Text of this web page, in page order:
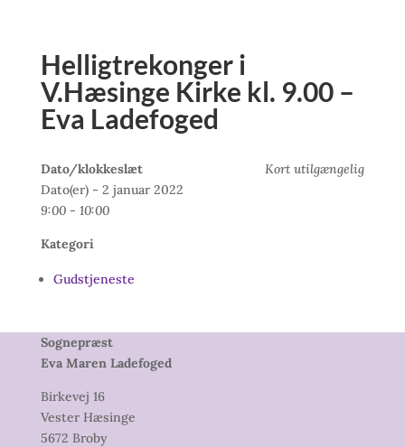
Helligtrekonger i
V.Hæsinge Kirke kl. 9.00 –
Eva Ladefoged
Kort utilgængelig
Dato/klokkeslæt
Dato(er) - 2 januar 2022
9:00 - 10:00
Kategori
Gudstjeneste
Sognepræst
Eva Maren Ladefoged
Birkevej 16
Vester Hæsinge
5672 Broby